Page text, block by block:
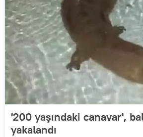
'200 yaşındaki canavar',
yakalandı